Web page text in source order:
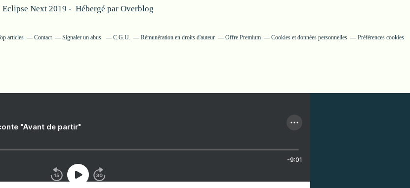
Eclipse Next 2019 - Hébergé par Overblog
articles Contact Signaler un abus C.G.U. Rémunération en droits d'auteur Offre Premium Cookies et données personnelles Préférences cookies
"Avant de partir"
-9:01